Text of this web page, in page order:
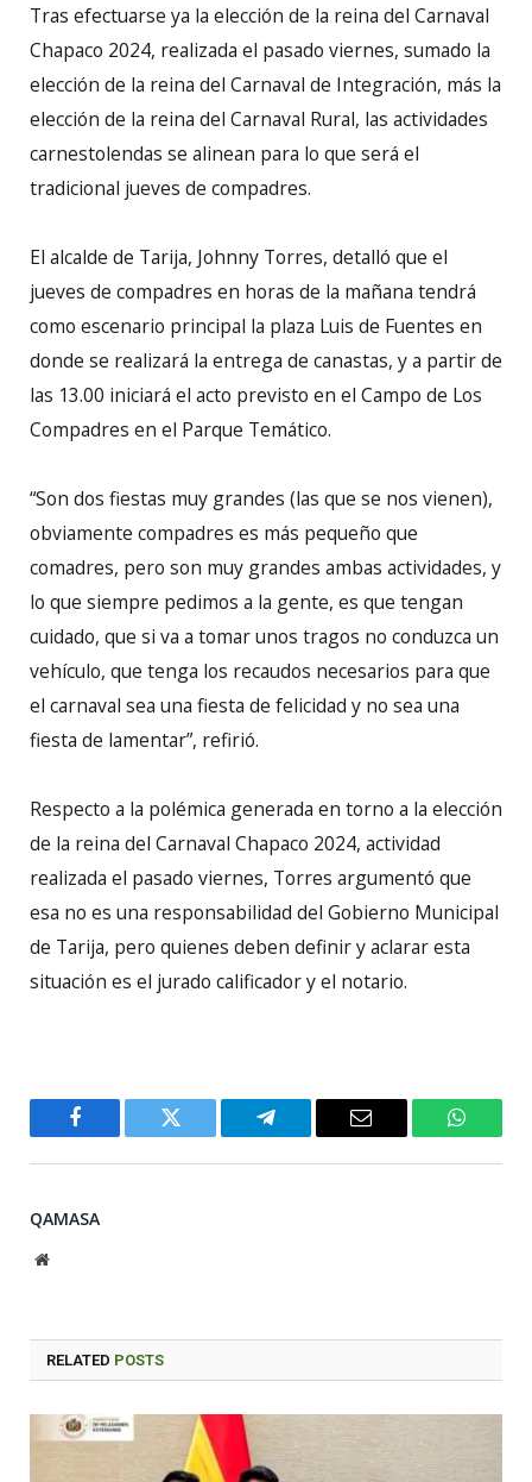
Tras efectuarse ya la elección de la reina del Carnaval
Chapaco 2024, realizada el pasado viernes, sumado la
elección de la reina del Carnaval de Integración, más la
elección de la reina del Carnaval Rural, las actividades
carnestolendas se alinean para lo que será el
tradicional jueves de compadres.
El alcalde de Tarija, Johnny Torres, detalló que el
jueves de compadres en horas de la mañana tendrá
como escenario principal la plaza Luis de Fuentes en
donde se realizará la entrega de canastas, y a partir de
las 13.00 iniciará el acto previsto en el Campo de Los
Compadres en el Parque Temático.
“Son dos fiestas muy grandes (las que se nos vienen),
obviamente compadres es más pequeño que
comadres, pero son muy grandes ambas actividades, y
lo que siempre pedimos a la gente, es que tengan
cuidado, que si va a tomar unos tragos no conduzca un
vehículo, que tenga los recaudos necesarios para que
el carnaval sea una fiesta de felicidad y no sea una
fiesta de lamentar”, refirió.
Respecto a la polémica generada en torno a la elección
de la reina del Carnaval Chapaco 2024, actividad
realizada el pasado viernes, Torres argumentó que
esa no es una responsabilidad del Gobierno Municipal
de Tarija, pero quienes deben definir y aclarar esta
situación es el jurado calificador y el notario.
Facebook Twitter Telegram Email
QAMASA
Website
RELATED POSTS